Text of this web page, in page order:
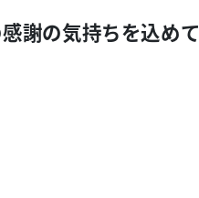
謝の気持ちを込めて